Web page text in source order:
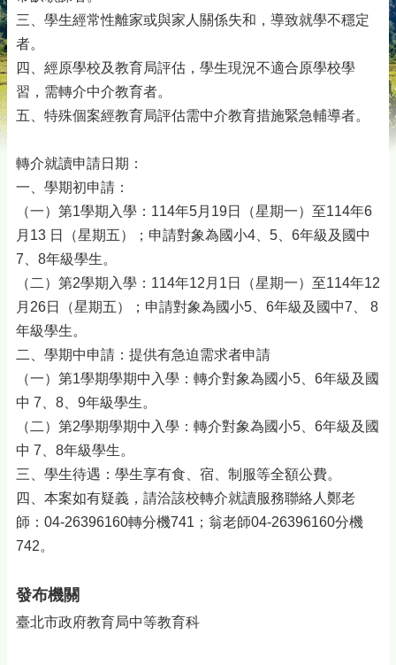
三、學生經常性離家或與家人關係失和，導致就學不穩定
者。
四、經原學校及教育局評估，學生現況不適合原學校學
習，需轉介中介教育者。
五、特殊個案經教育局評估需中介教育措施緊急輔導者。
轉介就讀申請日期：
一、學期初申請：
（一）第1學期入學：114年5月19日（星期一）至114年6
月13 日（星期五）；申請對象為國小4、5、6年級及國中
7、8年級學生。
（二）第2學期入學：114年12月1日（星期一）至114年12
月26日（星期五）；申請對象為國小5、6年級及國中7、 8
年級學生。
二、學期中申請：提供有急迫需求者申請
（一）第1學期學期中入學：轉介對象為國小5、6年級及國
中 7、8、9年級學生。
（二）第2學期學期中入學：轉介對象為國小5、6年級及國
中 7、8年級學生。
三、學生待遇：學生享有食、宿、制服等全額公費。
四、本案如有疑義，請洽該校轉介就讀服務聯絡人鄭老
師：04-26396160轉分機741；翁老師04-26396160分機
742。
發布機關
臺北市政府教育局中等教育科